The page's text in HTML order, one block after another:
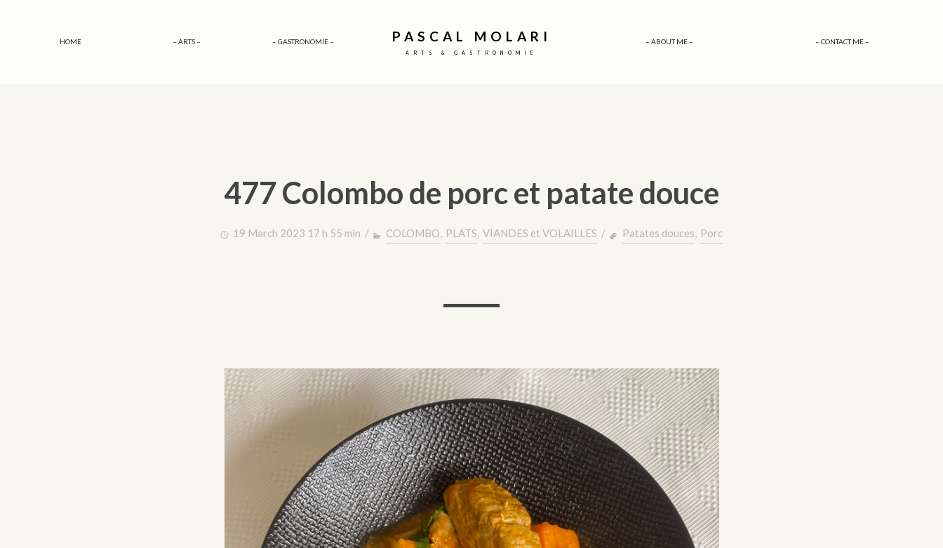
HOME – ARTS – – GASTRONOMIE – PASCAL MOLARI
ARTS & GASTRONOMIE
– ABOUT ME – – CONTACT ME –
477 Colombo de porc et patate douce
19 March 2023 17 h 55 min / COLOMBO, PLATS, VIANDES et VOLAILLES / Patates douces, Porc